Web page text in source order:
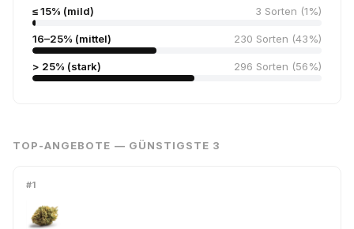
≤ 15% (mild)
3 Sorten (1%)
16–25% (mittel) 230 Sorten (43%)
> 25% (stark) 296 Sorten (56%)
TOP-ANGEBOTE — GÜNSTIGSTE 3
#1